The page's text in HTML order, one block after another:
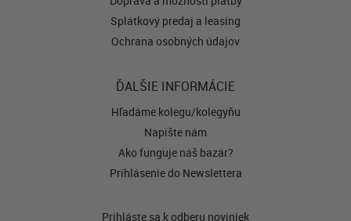
Splátkový predaj a leasing
Ochrana osobných údajov
ĎALŠIE INFORMÁCIE
Hľadáme kolegu/kolegyňu
Napíšte nám
Ako funguje náš bazár?
Prihlásenie do Newslettera
Prihláste sa k odberu noviniek